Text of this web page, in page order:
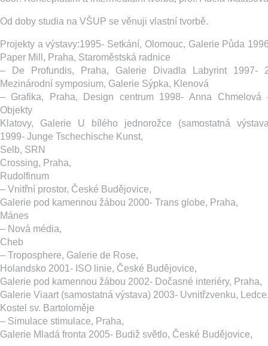
Od doby studia na VŠUP se věnuji vlastní tvorbě.
Projekty a výstavy:1995- Setkání, Olomouc, Galerie Půda
Paper Mill, Praha, Staroměstská radnice
– De Profundis, Praha, Galerie Divadla Labyrint 1997-
Mezinárodní symposium, Galerie Sýpka, Klenová
– Grafika, Praha, Design centrum 1998- Anna Chmelová
Objekty
Klatovy, Galerie U bílého jednorožce (samostatná
1999- Junge Tschechische Kunst,
Selb, SRN
Crossing, Praha,
Rudolfinum
– Vnitřní prostor, České Budějovice,
Galerie pod kamennou žábou 2000- Trans globe, Praha,
Mánes
– Nová média,
Cheb
– Troposphere, Galerie de Rose,
Holandsko 2001- ISO linie, České Budějovice,
Galerie pod kamennou žábou 2002- Dočasné interiéry, Praha,
Galerie Viaart (samostatná výstava) 2003- Uvnitřzvenku,
Kostel sv. Bartoloměje
– Simulace stimulace, Praha,
Galerie Mladá fronta 2005- Budiž světlo, České Budějovice,